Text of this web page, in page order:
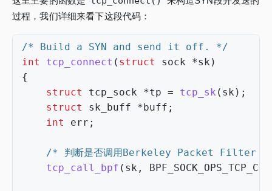
过程，我们详细来看下这段代码：
/* Build a SYN and send it off. */
int
tcp_connect ( struct sock *sk )
{
struct
tcp_sock *tp = tcp_sk ( sk );
struct
sk_buff *buff ;
int
err ;
/* 判断是否调用Berkeley Packet Filter
tcp_call_bpf ( sk ,